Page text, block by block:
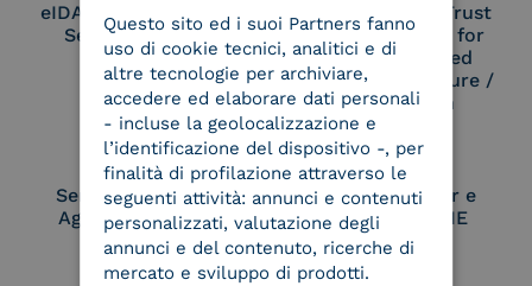
eIDAS Qualified Trust
Service Provider
eIDAS Qualified Trust
Service Provider for
Remote Qualified
Electronic Signature /
Seal Creation
Service Provider e
Aggregatore SPID
Service Provider e
Aggregatore CIE
ITALIAN
Questo sito ed i suoi Partners fanno
uso di cookie tecnici, analitici e di
altre tecnologie per archiviare,
accedere ed elaborare dati personali
- incluse la geolocalizzazione e
l’identificazione del dispositivo -, per
finalità di profilazione attraverso le
seguenti attività: annunci e contenuti
personalizzati, valutazione degli
annunci e del contenuto, ricerche di
mercato e sviluppo di prodotti.